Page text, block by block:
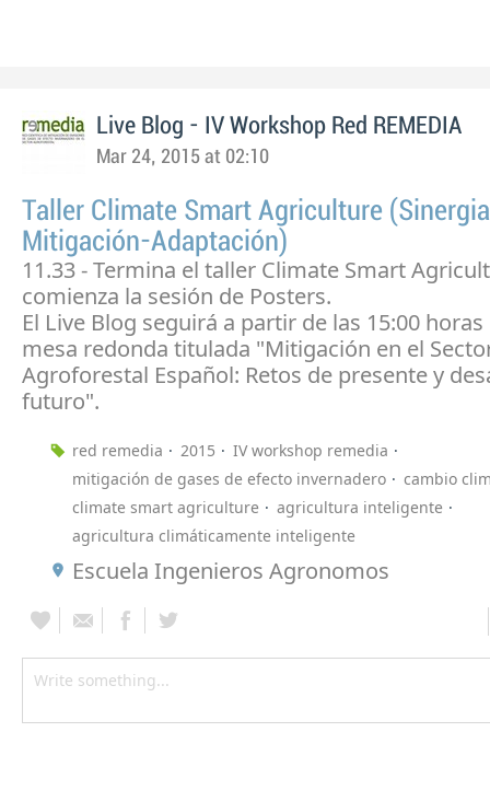
Live Blog - IV Workshop Red REMEDIA
Mar 24, 2015 at 02:10
Taller Climate Smart Agriculture (Sinergia
Mitigación-Adaptación)
11.33 - Termina el taller Climate Smart
comienza la sesión de Posters.
El Live Blog seguirá a partir de las 15:00
mesa redonda titulada "Mitigación en el
Agroforestal Español: Retos de presente y
futuro".
red remedia 2015
IV workshop remedia
mitigación de gases de efecto invernadero
cambio
climate smart agriculture
agricultura inteligente
agricultura climáticamente inteligente
Escuela Ingenieros Agronomos